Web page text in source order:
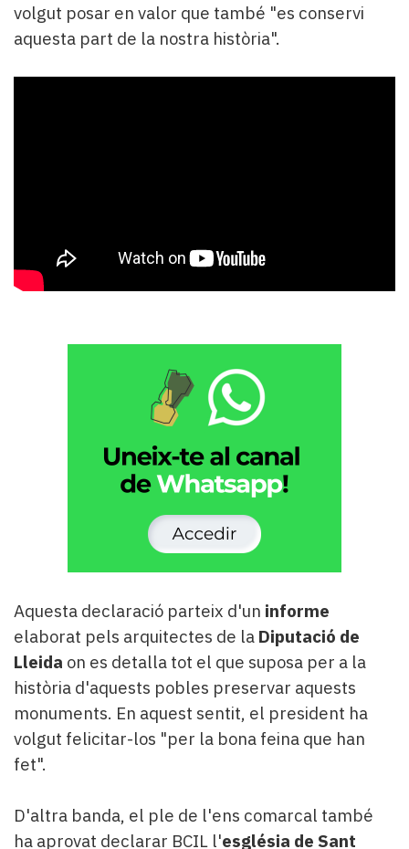
volgut posar en valor que també "es conservi
aquesta part de la nostra història".
Aquesta declaració parteix d'un informe
elaborat pels arquitectes de la Diputació de
Lleida on es detalla tot el que suposa per a la
història d'aquests pobles preservar aquests
monuments. En aquest sentit, el president ha
volgut felicitar-los "per la bona feina que han
fet".
D'altra banda, el ple de l'ens comarcal també
ha aprovat declarar BCIL l'església de Sant